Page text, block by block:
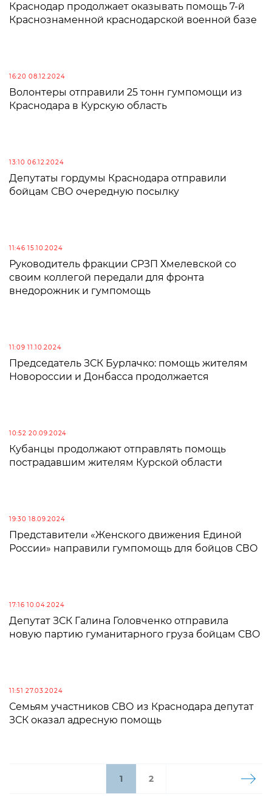
Краснодар продолжает оказывать помощь 7-й
Краснознаменной краснодарской военной базе
16:20 08.12.2024
Волонтеры отправили 25 тонн гумпомощи из
Краснодара в Курскую область
13:10 06.12.2024
Депутаты гордумы Краснодара отправили
бойцам СВО очередную посылку
11:46 15.10.2024
Руководитель фракции СРЗП Хмелевской со
своим коллегой передали для фронта
внедорожник и гумпомощь
11:09 11.10.2024
Председатель ЗСК Бурлачко: помощь жителям
Новороссии и Донбасса продолжается
10:52 20.09.2024
Кубанцы продолжают отправлять помощь
пострадавшим жителям Курской области
19:30 18.09.2024
Представители «Женского движения Единой
России» направили гумпомощь для бойцов СВО
17:16 10.04.2024
Депутат ЗСК Галина Головченко отправила
новую партию гуманитарного груза бойцам СВО
11:51 27.03.2024
Семьям участников СВО из Краснодара депутат
ЗСК оказал адресную помощь
1 2